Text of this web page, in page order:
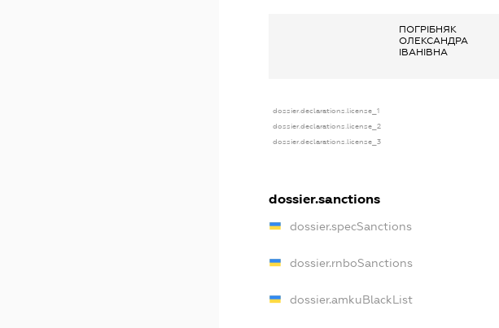
ПОГРІБНЯК
ОЛЕКСАНДРА
ІВАНІВНА
dossier.declarations.license_1
dossier.declarations.license_2
dossier.declarations.license_3
dossier.sanctions
dossier.specSanctions
dossier.rnboSanctions
dossier.amkuBlackList